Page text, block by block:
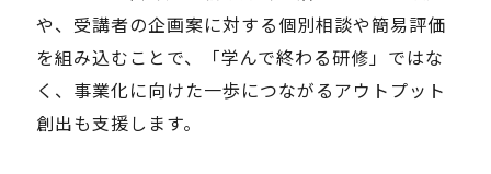
EN
JP
や、受講者の企画案に対する個別相談や簡易評価
を組み込むことで、「学んで終わる研修」ではな
く、事業化に向けた一歩につながるアウトプット
創出も支援します。